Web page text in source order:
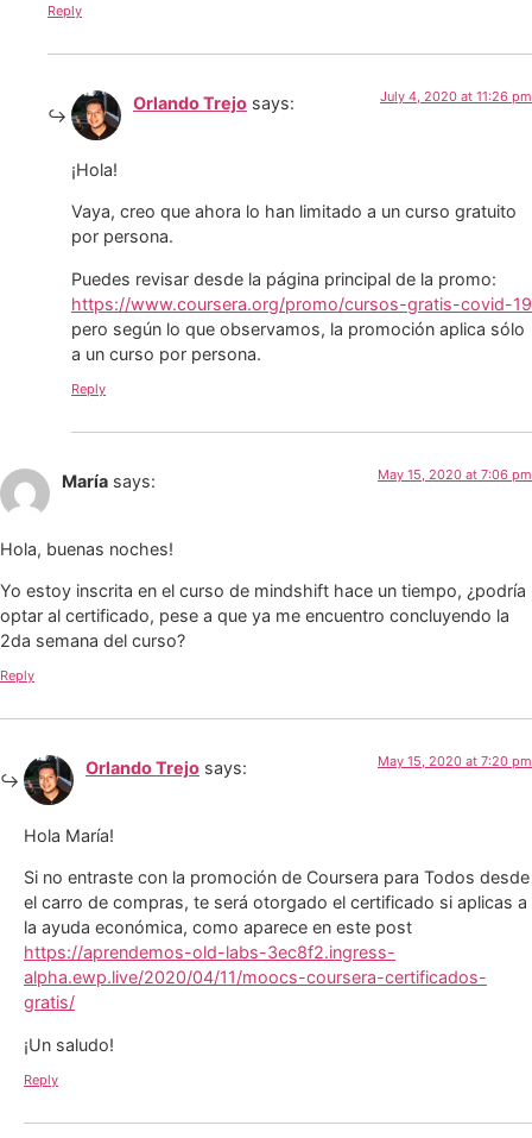
Reply
Orlando Trejo says: July 4, 2020 at 11:26 pm
¡Hola!
Vaya, creo que ahora lo han limitado a un curso gratuito
por persona.
Puedes revisar desde la página principal de la promo:
https://www.coursera.org/promo/cursos-gratis-covid-19
pero según lo que observamos, la promoción aplica sólo
a un curso por persona.
Reply
María says: May 15, 2020 at 7:06 pm
Hola, buenas noches!
Yo estoy inscrita en el curso de mindshift hace un tiempo, ¿podría
optar al certificado, pese a que ya me encuentro concluyendo la
2da semana del curso?
Reply
Orlando Trejo says: May 15, 2020 at 7:20 pm
Hola María!
Si no entraste con la promoción de Coursera para Todos desde
el carro de compras, te será otorgado el certificado si aplicas a
la ayuda económica, como aparece en este post
https://aprendemos-old-labs-3ec8f2.ingress-
alpha.ewp.live/2020/04/11/moocs-coursera-certificados-
gratis/
¡Un saludo!
Reply